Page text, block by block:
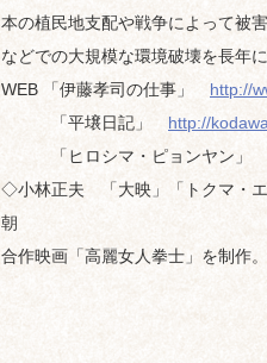
本の植民地支配や戦争によって被
などでの大規模な環境破壊を長年
WEB 「伊藤孝司の仕事」 http://
「平壌日記」 http://
「ヒロシマ・ピョンヤン」
◇小林正夫 「大映」「トクマ・エ
朝
合作映画「高麗女人拳士」を制作。